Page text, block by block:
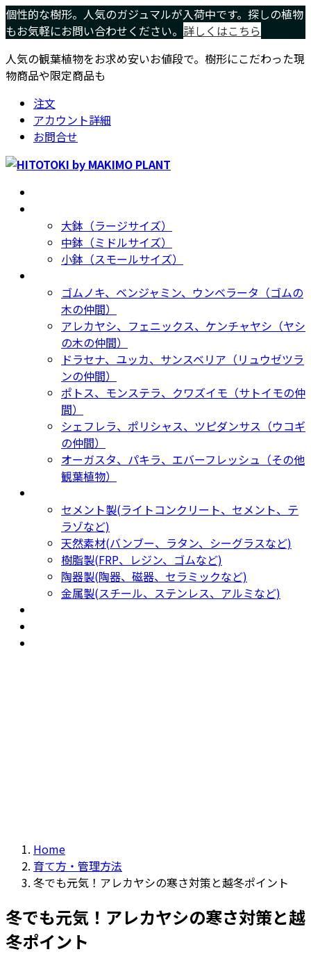
コ
ン
ン
ツ
プ
ナ
ビ
ー
シ
動
個性的な樹形。人気のガジュマルが入荷中です。探しの植物
もお気軽にお問い合わせください。 詳しくはこちら
人気の観葉植物をお求め安いお値段で。樹形にこだわった現
物商品や限定商品も
注文
アカウント詳細
お問合せ
大鉢（ラージサイズ）
中鉢（ミドルサイズ）
小鉢（スモールサイズ）
ゴムノキ、ベンジャミン、ウンベラータ（ゴムの
木の仲間）
アレカヤシ、フェニックス、ケンチャヤシ（ヤシ
の木の仲間）
ドラセナ、ユッカ、サンスベリア（リュウゼツラ
ンの仲間）
ポトス、モンステラ、クワズイモ（サトイモの仲
間）
シェフレラ、ポリシャス、ツピダンサス（ウコギ
の仲間）
オーガスタ、パキラ、エバーフレッシュ（その他
観葉植物）
セメント製(ライトコンクリート、セメント、テ
ラゾなど)
天然素材(バンブー、ラタン、シーグラスなど)
樹脂製(FRP、レジン、ゴムなど)
陶器製(陶器、磁器、セラミックなど)
金属製(スチール、ステンレス、アルミなど)
Home
育て方・管理方法
冬でも元気！アレカヤシの寒さ対策と越冬ポイント
冬でも元気！アレカヤシの寒さ対策と越
冬ポイント